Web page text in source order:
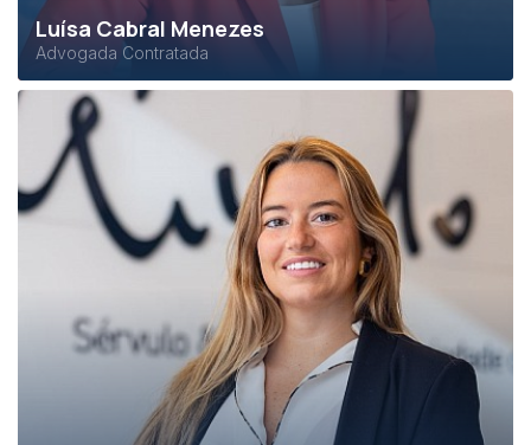
Luísa Cabral Menezes
Advogada Contratada